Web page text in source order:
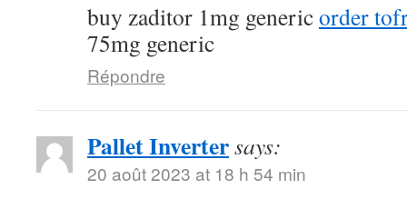
buy zaditor 1mg genericorder
75mg generic
Répondre
Pallet Invertersays:
20 août 2023 at 18 h 54 min